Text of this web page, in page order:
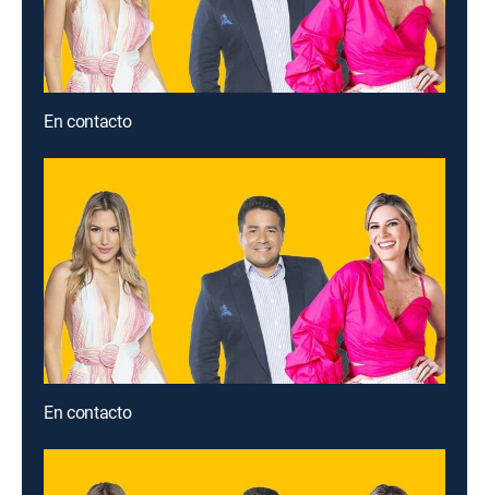
En contacto
En contacto